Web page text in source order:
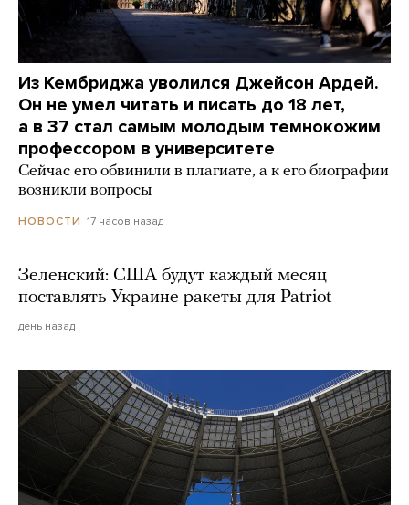
Из Кембриджа уволился Джейсон Ардей.
Он не умел читать и писать до 18 лет,
а в 37 стал самым молодым темнокожим
профессором в университете
Сейчас его обвинили в плагиате, а к его биографии
возникли вопросы
НОВОСТИ 17 часов назад
Зеленский: США будут каждый месяц
поставлять Украине ракеты для Patriot
день назад